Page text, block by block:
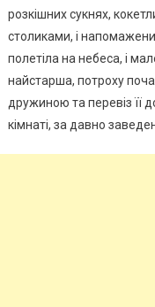
розкішних сукнях,
столиками, і
полетіла на небеса, і
найстарша, потроху
дружиною та перевіз її
кімнаті, за давно